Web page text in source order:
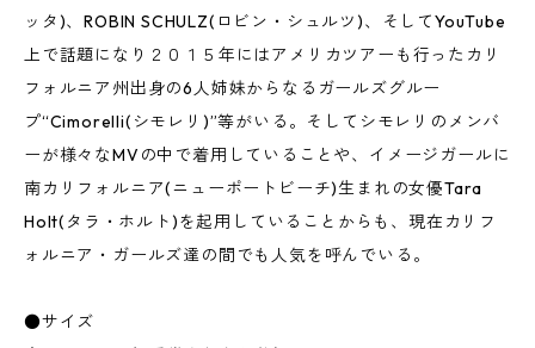
ッタ)、ROBIN SCHULZ(ロビン・シュルツ)、そしてYouTube
上で話題になり２０１５年にはアメリカツアーも行ったカリ
フォルニア州出身の6人姉妹からなるガールズグルー
プ“Cimorelli(シモレリ)”等がいる。そしてシモレリのメンバ
ーが様々なMVの中で着用していることや、イメージガールに
南カリフォルニア(ニューポートビーチ)生まれの女優Tara
Holt(タラ・ホルト)を起用していることからも、現在カリフ
ォルニア・ガールズ達の間でも人気を呼んでいる。
●サイズ